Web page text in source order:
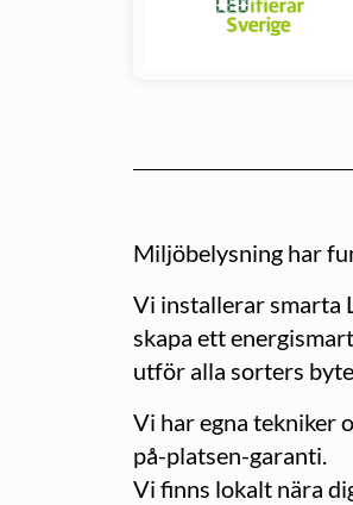
Miljöbelysning har
Vi installerar smarta
skapa ett
utför alla sorters
Vi har egna tekniker
på-platsen-garanti.
Vi finns lokalt nära